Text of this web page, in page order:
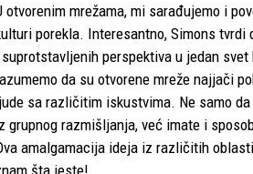
otvorenim mrežama, mi sarađujemo i
porekla. Interesantno, Simons
perspektiva u jedan
da su otvorene mreže najjači
sa različitim iskustvima. Ne samo
grupnog razmišljanja, već imate i
amalgamacija ideja iz različitih
šta jeste!